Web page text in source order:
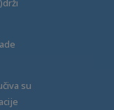
su